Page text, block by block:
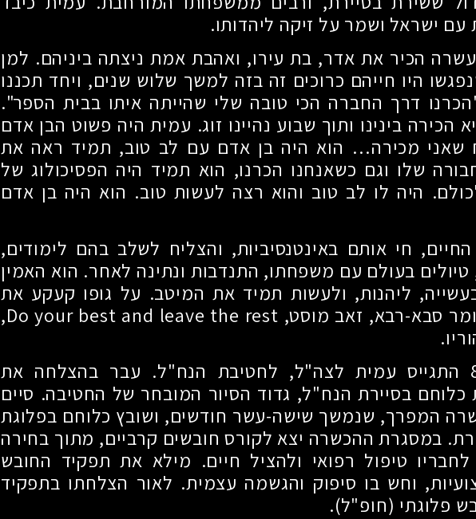
ישראל ושמר על זיקה ליהדותו.
הכיר את אדר, בת עירו, ואהבת אמת ניצתה ביניהם. למן
היו חייהם כרוכים זה בזה למשך שלוש שנים, ויחד תכננו
דרך החברה הכי טובה שלי שהייתה איתו בבית הספר".
הכירה בינינו ותוך שבוע נהיינו זוג. עמית היה פשוט הבן אדם
שאני מכירה… הוא היה בן אדם עם לב טוב, תמיד ראה את
שלו וגם כשאנחנו הכרנו, הוא תמיד היה הפסיכולוג של
היה לו לב טוב והוא רצה לעשות טוב. הוא היה בן אדם
חי אותם באינטנסיביות, והצליח לשלב בהם לימודים,
טיולים בעולם עם משפחתו, התנדבות ונתינה לאחר. הוא האמין
ליהנות, ולעשות תמיד את המיטב. על גופו קעקע את
האמרה שנהג לומר סבא-רבא, זאב מוסט, Do your best and leave the rest,
ביום 8.12.2021 התגייס עמית לצה"ל, לחטיבת הנח"ל. עבר בהצלחה את
כלוחם בסיירת הנח"ל, גדוד הסיור המובחר של החטיבה. סיים
המפרך, שנמשך שישה-עשר חודשים, ושובץ כלוחם בפלוגת
במסגרת ההכשרה יצא לקורס חובשים קרביים, מתוך בחירה
טיפול רפואי ולהציל חיים. מילא את תפקיד החובש
וחש בו סיפוק והגשמה עצמית. לאור הצלחתו בתפקיד
פלוגתי (חופ"ל).